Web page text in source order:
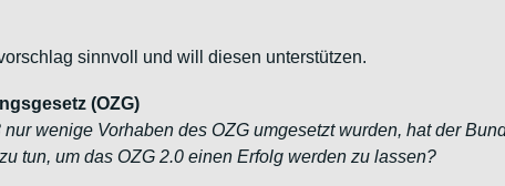
sinnvoll und will diesen unterstützen.
(OZG)
wenige Vorhaben des OZG umgesetzt wurden, hat der
tun, um das OZG 2.0 einen Erfolg werden zu lassen?